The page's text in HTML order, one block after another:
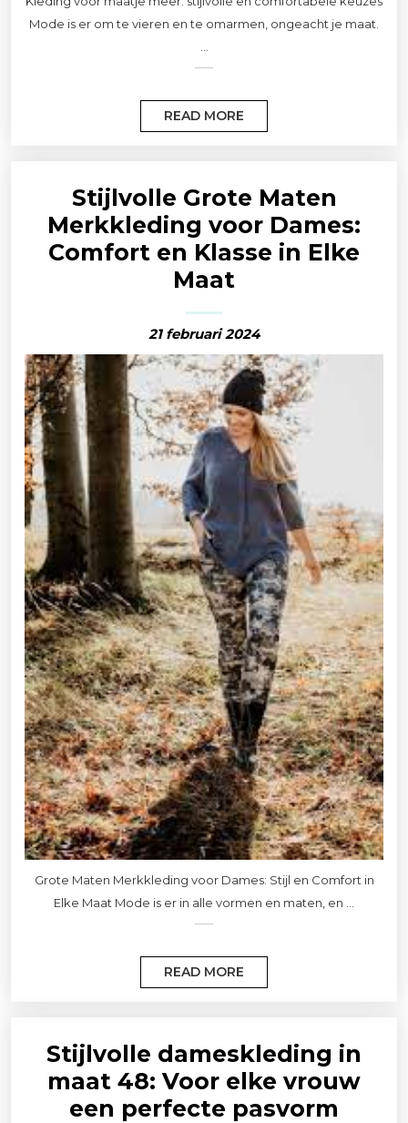
Mode is er om te vieren en te omarmen, ongeacht je maat.
READ MORE
Stijlvolle Grote Maten
Merkkleding voor Dames:
Comfort en Klasse in Elke
Maat
21 februari 2024
Grote Maten Merkkleding voor Dames: Stijl en Comfort in
Elke Maat Mode is er in alle vormen en maten, en ...
READ MORE
Stijlvolle dameskleding in
maat 48: Voor elke vrouw
een perfecte pasvorm